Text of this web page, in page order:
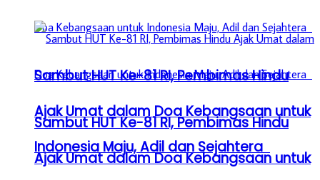
Sambut HUT Ke-81 RI, Pembimas Hindu
Ajak Umat dalam Doa Kebangsaan untuk
Indonesia Maju, Adil dan Sejahtera
Sambut HUT Ke-81 RI, Pembimas Hindu
Ajak Umat dalam Doa Kebangsaan untuk